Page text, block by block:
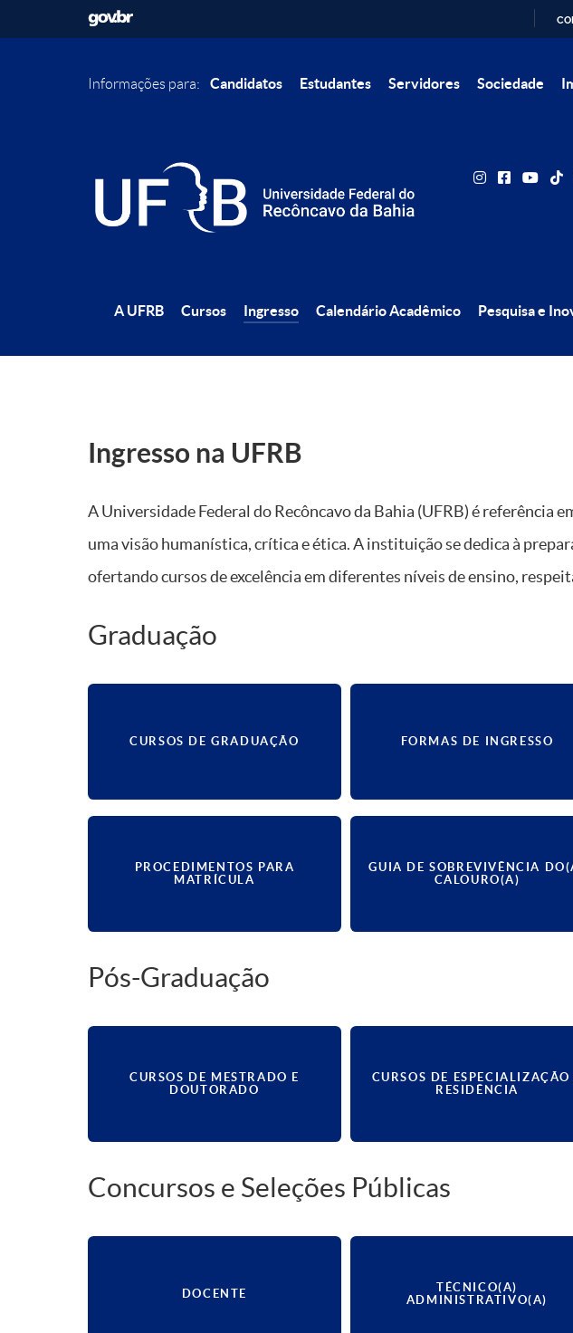
Informações para: Candidatos Estudantes Servidores Sociedade
A UFRB Cursos Ingresso Calendário Acadêmico Pesquisa e
Ingresso na UFRB
A Universidade Federal do Recôncavo da Bahia (UFRB) é
uma visão humanística, crítica e ética. A instituição se dedica à
ofertando cursos de excelência em diferentes níveis de ensino,
Graduação
CURSOS DE GRADUAÇÃO FORMAS DE INGRESSO
PROCEDIMENTOS PARA
MATRÍCULA
GUIA DE SOBREVIVÊNCIA
CALOURO(A)
Pós-Graduação
CURSOS DE MESTRADO E
DOUTORADO
CURSOS DE ESPECIALIZAÇÃO
RESIDÊNCIA
Concursos e Seleções Públicas
DOCENTE
TÉCNICO(A)
ADMINISTRATIVO(A)